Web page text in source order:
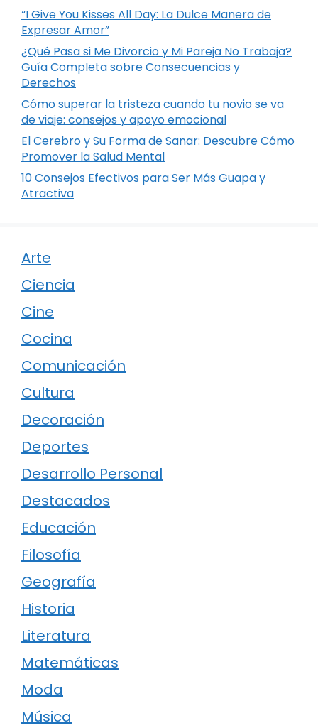
“I Give You Kisses All Day: La Dulce Manera de
Expresar Amor”
¿Qué Pasa si Me Divorcio y Mi Pareja No Trabaja?
Guía Completa sobre Consecuencias y
Derechos
Cómo superar la tristeza cuando tu novio se va
de viaje: consejos y apoyo emocional
El Cerebro y Su Forma de Sanar: Descubre Cómo
Promover la Salud Mental
10 Consejos Efectivos para Ser Más Guapa y
Atractiva
Arte
Ciencia
Cine
Cocina
Comunicación
Cultura
Decoración
Deportes
Desarrollo Personal
Destacados
Educación
Filosofía
Geografía
Historia
Literatura
Matemáticas
Moda
Música